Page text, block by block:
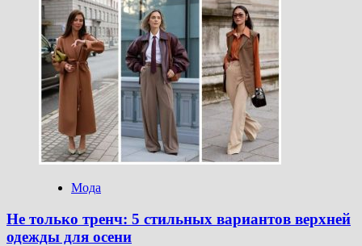
Модные
шапки,
береты
и
кепки
—
что
носить
осенью
2025
Мода
Не только тренч: 5 стильных вариантов верхней
одежды для осени